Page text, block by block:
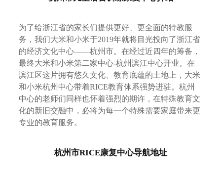
为了给浙江省的家长们提供更好、更全面的特教服
务，我们大米和小米于2019年就将目光投向了浙江省
的经济文化中心——杭州市。在经过近四年的筹备，
最终大米和小米第二家中心-杭州滨江中心开业。在
滨江区这片拥有悠久文化、教育底蕴的土地上，大米
和小米杭州中心带着RICE教育体系强势进驻。杭州
中心的老师们同样也怀着强烈的期许，在特殊教育文
化的新旧交融中，必将为每一个特殊需要家庭带来更
专业的教育服务。
杭州市RICE康复中心导航地址